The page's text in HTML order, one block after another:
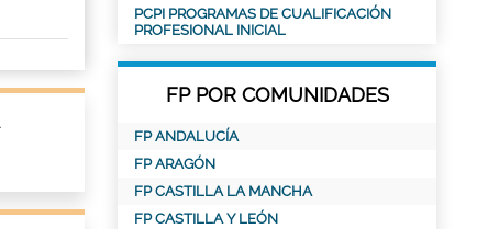
PCPI PROGRAMAS DE CUALIFICACIÓN
PROFESIONAL INICIAL
FP POR COMUNIDADES
FP ANDALUCÍA
FP ARAGÓN
FP CASTILLA LA MANCHA
FP CASTILLA Y LEÓN